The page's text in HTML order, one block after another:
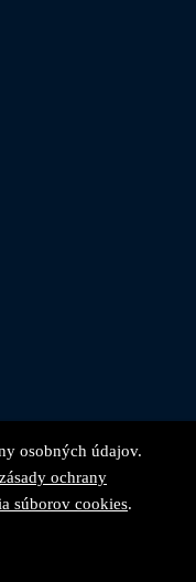
osobných údajov.
zásady ochrany
súborov cookies.